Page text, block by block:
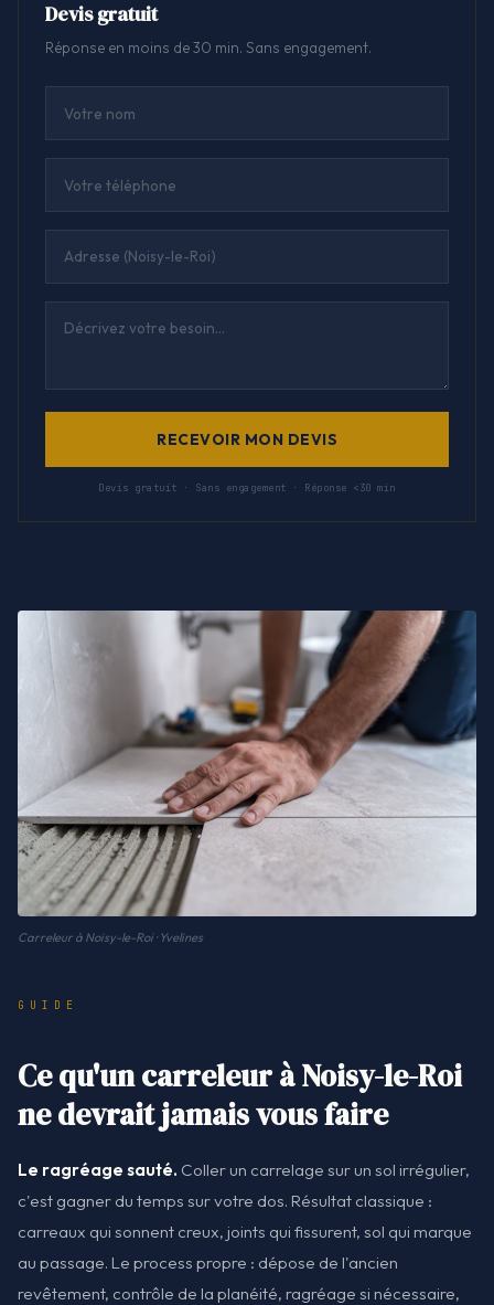
Devis gratuit
Réponse en moins de 30 min. Sans engagement.
RECEVOIR MON DEVIS
Devis gratuit · Sans engagement · Réponse <30 min
Carreleur à Noisy-le-Roi · Yvelines
GUIDE
Ce qu'un carreleur à Noisy-le-Roi
ne devrait jamais vous faire
Le ragréage sauté. Coller un carrelage sur un sol irrégulier,
c'est gagner du temps sur votre dos. Résultat classique :
carreaux qui sonnent creux, joints qui fissurent, sol qui marque
au passage. Le process propre : dépose de l'ancien
revêtement, contrôle de la planéité, ragréage si nécessaire,